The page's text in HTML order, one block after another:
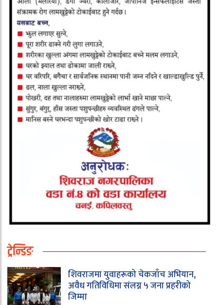
ट्रेन्डिङ
शिवराजमा युवाहरूको चेकजाँच अभियान,
अवैध गतिविधिमा संलग्न ५ जना प्रहरीको
जिम्मा